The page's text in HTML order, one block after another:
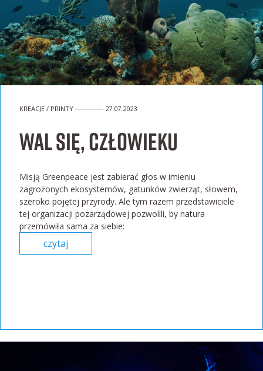
KREACJE / PRINTY ────── 27.07.2023
Wal się, człowieku
Misją Greenpeace jest zabierać głos w imieniu
zagrożonych ekosystemów, gatunków zwierząt, słowem,
szeroko pojętej przyrody. Ale tym razem przedstawiciele
tej organizacji pozarządowej pozwolili, by natura
przemówiła sama za siebie:
czytaj